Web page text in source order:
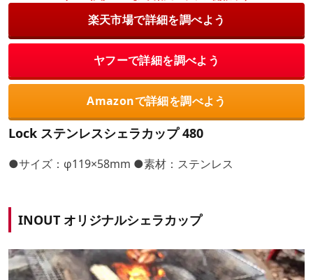
楽天市場で詳細を調べよう
ヤフーで詳細を調べよう
Amazonで詳細を調べよう
Lock ステンレスシェラカップ 480
●サイズ：φ119×58mm ●素材：ステンレス
INOUT オリジナルシェラカップ